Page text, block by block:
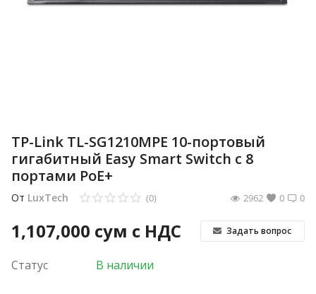
TP-Link TL-SG1210MPE 10-портовый
гигабитный Easy Smart Switch с 8
портами PoE+
От LuxTech 0
(0) 0
2962
1,107,000 сум с НДС Задать вопрос
Статус В наличии